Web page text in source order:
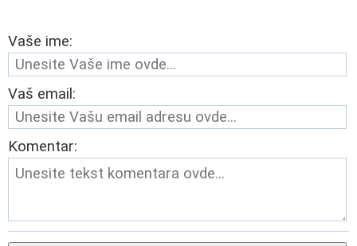
Vaše ime:
Vaš email:
Komentar: